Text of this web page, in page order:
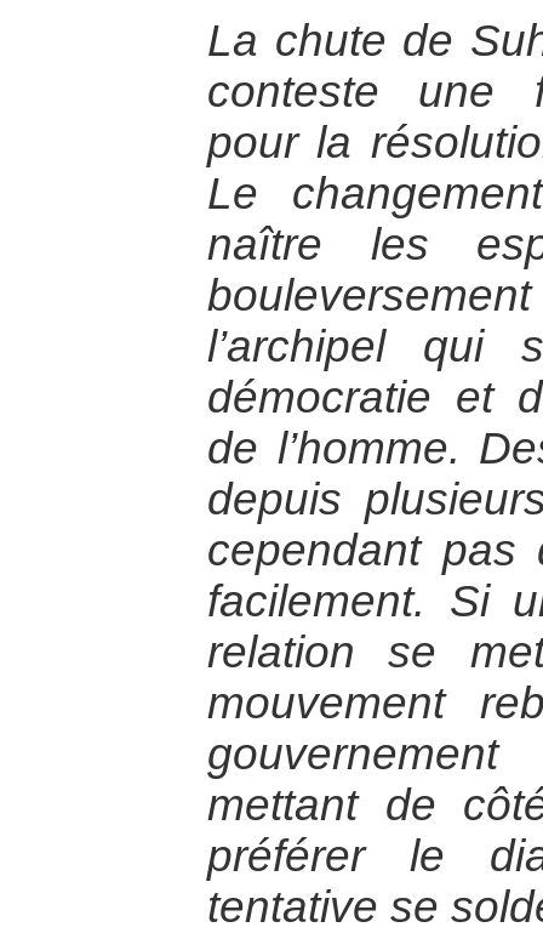
La chute de
conteste une
pour la
Le
naître les
l’archipel
démocratie et
de l’homme.
depuis
cependant
facilement. Si
relation se
mouvement
mettant de
préférer le
tentative se